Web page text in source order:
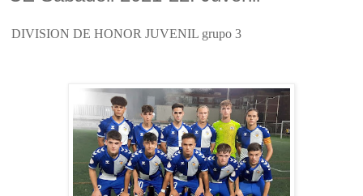
DIVISION DE HONOR JUVENIL grupo 3